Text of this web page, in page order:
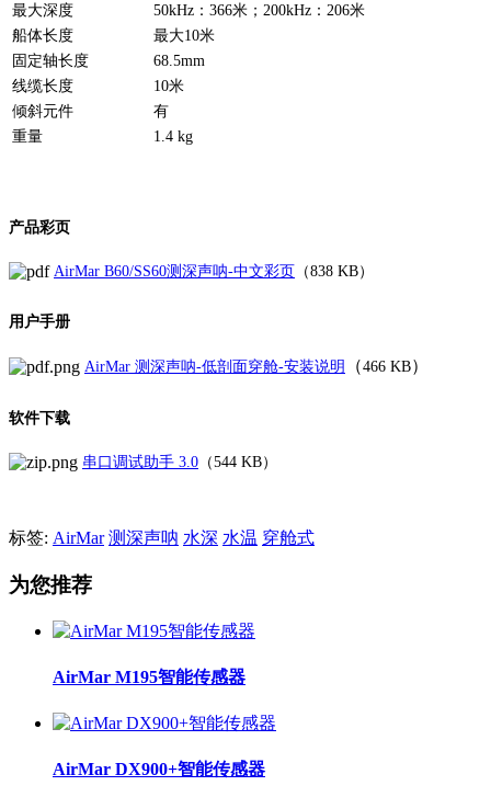
最大深度
50kHz：366米；200kHz：206米
船体长度
最大10米
固定轴长度
68.5mm
线缆长度
10米
倾斜元件
有
重量
1.4 kg
产品彩页
AirMar B60/SS60测深声呐-中文彩页 （838 KB）
用户手册
AirMar 测深声呐-低剖面穿舱-安装说明 （466 KB）
软件下载
串口调试助手 3.0 （544 KB）
标签: AirMar 测深声呐 水深 水温 穿舱式
为您推荐
AirMar M195智能传感器
AirMar DX900+智能传感器